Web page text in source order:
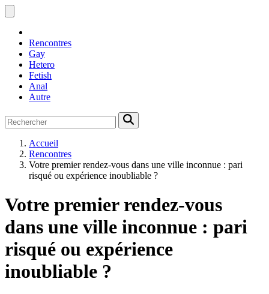
Rencontres
Gay
Hetero
Fetish
Anal
Autre
Accueil
Rencontres
Votre premier rendez-vous dans une ville inconnue : pari
risqué ou expérience inoubliable ?
Votre premier rendez-vous
dans une ville inconnue : pari
risqué ou expérience
inoubliable ?